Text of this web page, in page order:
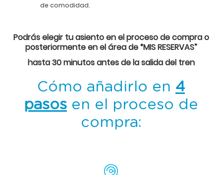
de comodidad.
Podrás elegir tu asiento en el proceso de compra o
posteriormente en el área de “MIS RESERVAS”
hasta 30 minutos antes de la salida del tren
Cómo añadirlo en 4
pasos en el proceso de
compra: